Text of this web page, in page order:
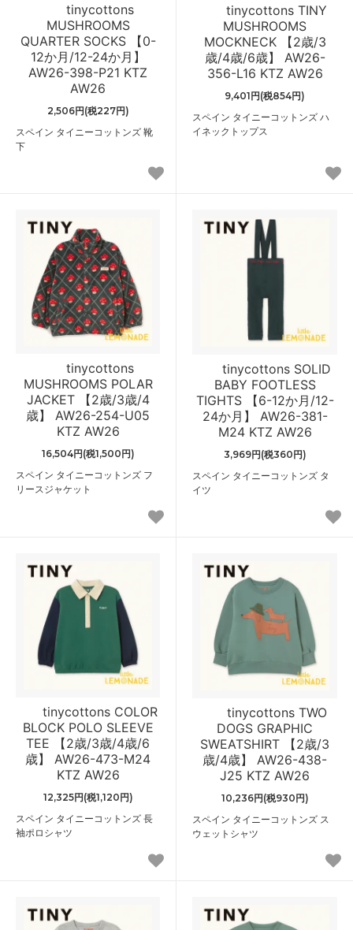
tinycottons
MUSHROOMS
QUARTER SOCKS 【0-
12か月/12-24か月】
AW26-398-P21 KTZ
AW26
2,506円(税227円)
スペイン タイニーコットンズ 靴
下
tinycottons TINY
MUSHROOMS
MOCKNECK 【2歳/3
歳/4歳/6歳】 AW26-
356-L16 KTZ AW26
9,401円(税854円)
スペイン タイニーコットンズ ハ
イネックトップス
tinycottons
MUSHROOMS POLAR
JACKET 【2歳/3歳/4
歳】 AW26-254-U05
KTZ AW26
16,504円(税1,500円)
スペイン タイニーコットンズ フ
リースジャケット
tinycottons SOLID
BABY FOOTLESS
TIGHTS 【6-12か月/12-
24か月】 AW26-381-
M24 KTZ AW26
3,969円(税360円)
スペイン タイニーコットンズ タ
イツ
tinycottons COLOR
BLOCK POLO SLEEVE
TEE 【2歳/3歳/4歳/6
歳】 AW26-473-M24
KTZ AW26
12,325円(税1,120円)
スペイン タイニーコットンズ 長
袖ポロシャツ
tinycottons TWO
DOGS GRAPHIC
SWEATSHIRT 【2歳/3
歳/4歳】 AW26-438-
J25 KTZ AW26
10,236円(税930円)
スペイン タイニーコットンズ ス
ウェットシャツ